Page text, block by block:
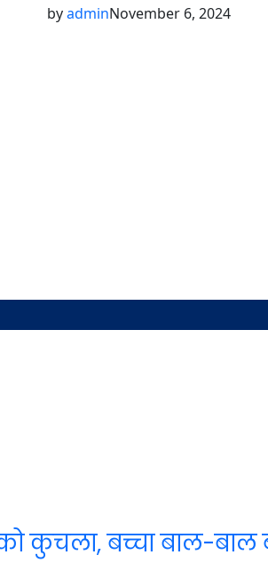
byadminNovember 6, 2024
कुचला, बच्चा बाल-बाल